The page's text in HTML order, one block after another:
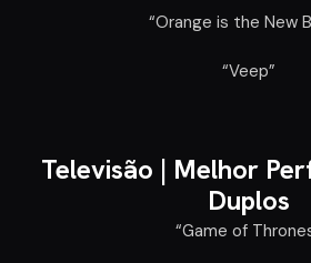
“Orange is the New
“Veep”
Televisão | Melhor
Duplos
“Game of